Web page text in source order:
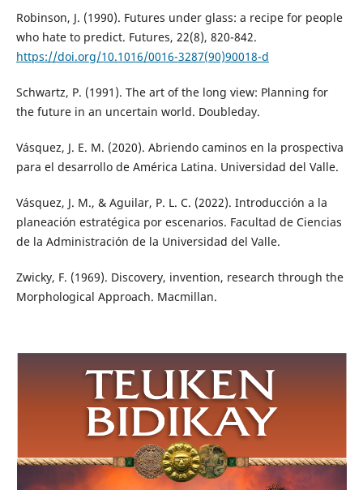
Robinson, J. (1990). Futures under glass: a recipe for people
who hate to predict. Futures, 22(8), 820-842.
https://doi.org/10.1016/0016-3287(90)90018-d
Schwartz, P. (1991). The art of the long view: Planning for
the future in an uncertain world. Doubleday.
Vásquez, J. E. M. (2020). Abriendo caminos en la prospectiva
para el desarrollo de América Latina. Universidad del Valle.
Vásquez, J. M., & Aguilar, P. L. C. (2022). Introducción a la
planeación estratégica por escenarios. Facultad de Ciencias
de la Administración de la Universidad del Valle.
Zwicky, F. (1969). Discovery, invention, research through the
Morphological Approach. Macmillan.